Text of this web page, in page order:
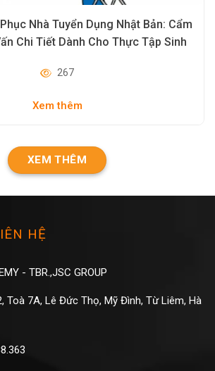
Nhà Tuyển Dụng Nhật Bản: Cẩm
Chi Tiết Dành Cho Thực Tập Sinh
267
Xem thêm
XEM THÊM
HỆ
- TBR.,JSC GROUP
Toà 7A, Lê Đức Thọ, Mỹ Đình, Từ Liêm, Hà